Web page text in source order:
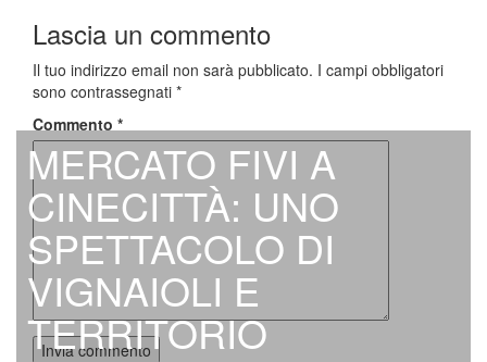
MERCATO FIVI A
CINECITTÀ: UNO
SPETTACOLO DI
VIGNAIOLI E
TERRITORIO
Lascia un commento
Il tuo indirizzo email non sarà pubblicato. I campi obbligatori
sono contrassegnati *
Commento *